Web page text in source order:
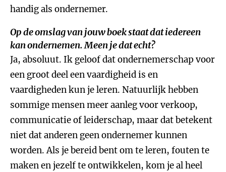
handig als ondernemer.
Op de omslag van jouw boek staat dat iedereen
kan ondernemen. Meen je dat echt?
Ja, absoluut. Ik geloof dat ondernemerschap voor
een groot deel een vaardigheid is en
vaardigheden kun je leren. Natuurlijk hebben
sommige mensen meer aanleg voor verkoop,
communicatie of leiderschap, maar dat betekent
niet dat anderen geen ondernemer kunnen
worden. Als je bereid bent om te leren, fouten te
maken en jezelf te ontwikkelen, kom je al heel